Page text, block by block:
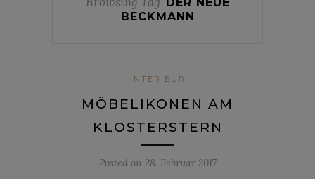
BECKMANN
INTERIEUR
MÖBELIKONEN AM
KLOSTERSTERN
Posted on 28. Februar 2017